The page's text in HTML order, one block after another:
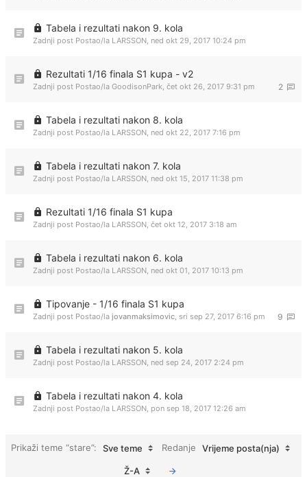
Tabela i rezultati nakon 9. kola
Zadnji post Postao/la LARSSON, ned okt 29, 2017 10:24 pm
Rezultati 1/16 finala S1 kupa - v2
2
Zadnji post Postao/la GoodisonPark, čet okt 26, 2017 9:31 pm
Tabela i rezultati nakon 8. kola
Zadnji post Postao/la LARSSON, ned okt 22, 2017 7:16 pm
Tabela i rezultati nakon 7. kola
Zadnji post Postao/la LARSSON, ned okt 15, 2017 11:38 pm
Rezultati 1/16 finala S1 kupa
Zadnji post Postao/la LARSSON, čet okt 12, 2017 3:18 am
Tabela i rezultati nakon 6. kola
Zadnji post Postao/la LARSSON, ned okt 01, 2017 10:13 pm
Tipovanje - 1/16 finala S1 kupa
9
Zadnji post Postao/la jovanmaksimovic, sri sep 27, 2017 6:16 pm
Tabela i rezultati nakon 5. kola
Zadnji post Postao/la LARSSON, ned sep 24, 2017 2:24 pm
Tabela i rezultati nakon 4. kola
Zadnji post Postao/la LARSSON, pon sep 18, 2017 12:26 am
Prikaži teme “stare”: Sve teme Redanje Vrijeme posta(nja)
Ž-A